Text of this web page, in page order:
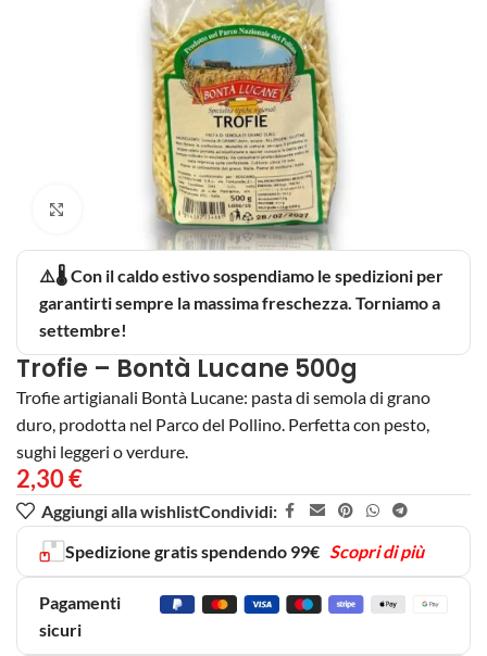
Clicca per ingrandire
⚠️🌡️ Con il caldo estivo sospendiamo le spedizioni per
garantirti sempre la massima freschezza. Torniamo a
settembre!
Trofie – Bontà Lucane 500g
Trofie artigianali Bontà Lucane: pasta di semola di grano
duro, prodotta nel Parco del Pollino. Perfetta con pesto,
sughi leggeri o verdure.
2,30€
Aggiungi alla wishlistCondividi:
Spedizione gratis spendendo 99€ Scopri di più
Pagamenti
sicuri